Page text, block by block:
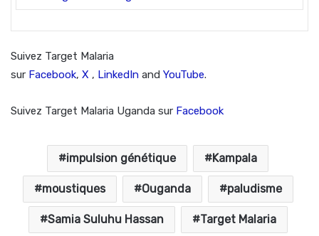
Suivez Target Malaria
sur Facebook, X , LinkedIn and YouTube.
Suivez Target Malaria Uganda sur Facebook
impulsion génétique Kampala
moustiques Ouganda paludisme
Samia Suluhu Hassan Target Malaria